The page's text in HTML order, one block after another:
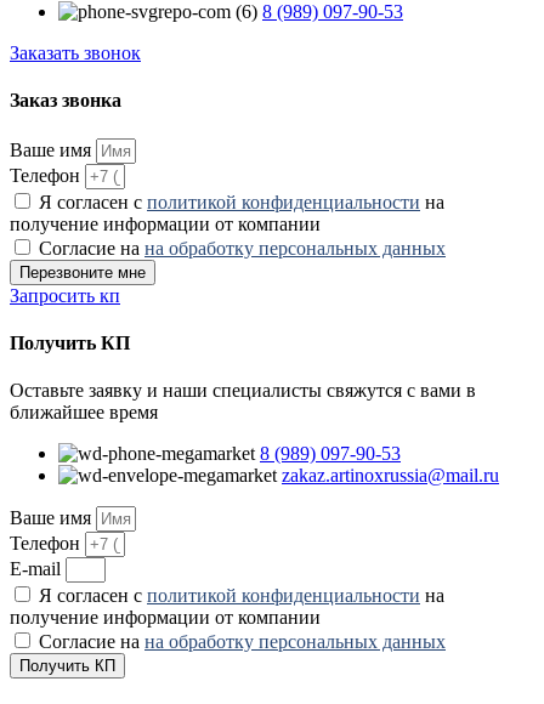
8 (989) 097-90-53
Заказать звонок
Заказ звонка
Ваше имя
Телефон
Я согласен с политикой конфиденциальности на
получение информации от компании
Согласие на на обработку персональных данных
Перезвоните мне
Запросить кп
Получить КП
Оставьте заявку и наши специалисты свяжутся с вами в
ближайшее время
8 (989) 097-90-53
zakaz.artinoxrussia@mail.ru
Ваше имя
Телефон
E-mail
Я согласен с политикой конфиденциальности на
получение информации от компании
Согласие на на обработку персональных данных
Получить КП